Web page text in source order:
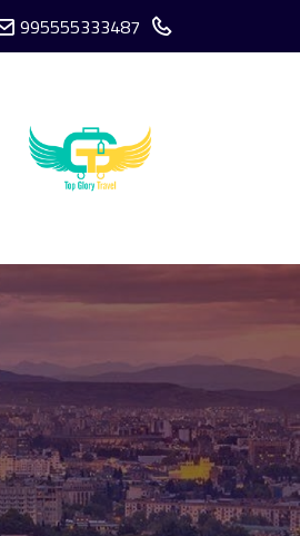
995555333487